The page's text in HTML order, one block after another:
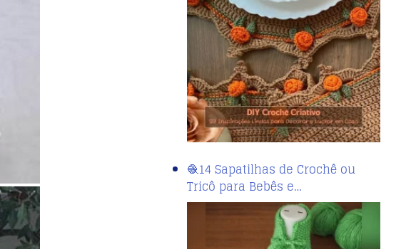
🧶14 Sapatilhas de Crochê ou
Tricô para Bebês e…